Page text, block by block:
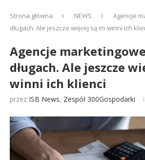
Strona główna NEWS
Agencje
długach. Ale jeszcze więcej są im winni ich
Agencje
długach. Ale jeszcze
winni ich klienci
przez ISB News, Zespół 300Gospodarki